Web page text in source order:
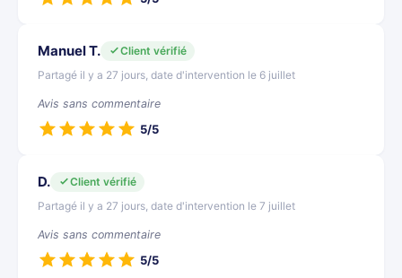
Manuel T.
Client vérifié
Partagé il y a 27 jours, date d'intervention le 6 juillet
Avis sans commentaire
5/5
D.
Client vérifié
Partagé il y a 27 jours, date d'intervention le 7 juillet
Avis sans commentaire
5/5